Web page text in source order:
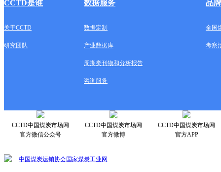
CCTD是谁 数据服务 品
关于CCTD 数据定制 全国
研究团队 产业数据库 考察
周期类刊物和分析报告
咨询服务
CCTD中国煤炭市场网
官方微信公众号
CCTD中国煤炭市场网
官方微博
CCTD中国煤炭市场网
官方APP
中国煤炭运销协会国家煤炭工业网